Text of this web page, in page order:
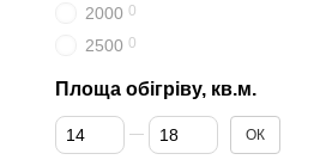
2000 0
2500 0
Площа обігріву, кв.м.
Від Площа обігріву, кв.м.
До Площа обігріву, кв.м. ОК